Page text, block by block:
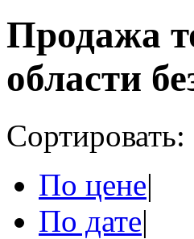
Продажа
области
Сортировать:
По цене|
По дате|